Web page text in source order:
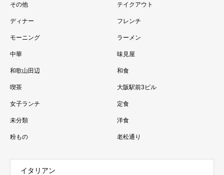
その他 テイクアウト
ディナー フレンチ
モーニング ラーメン
中華 味見屋
和歌山田辺 和食
喫茶 大阪駅前3ビル
女子ランチ 定食
未分類 洋食
粉もの 老松通り
イタリアン